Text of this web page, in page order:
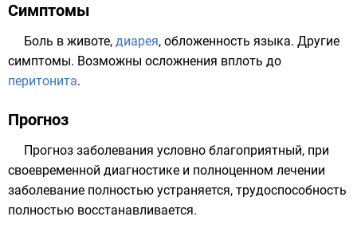
Симптомы
Боль в животе, диарея, обложенность языка. Другие
симптомы. Возможны осложнения вплоть до
перитонита.
Прогноз
Прогноз заболевания условно благоприятный, при
своевременной диагностике и полноценном лечении
заболевание полностью устраняется, трудоспособность
полностью восстанавливается.